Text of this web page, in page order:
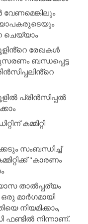
വേണമെങ്കിലും
രേഖകൾ
ബന്ധപ്പെട്ട
പ്രിൻസിപ്പൽ
കമ്മിറ്റി
സംബന്ധിച്ച്
"കാരണം
താൽപ്പര്യം
മാർഗമായി
നിയമിക്കാം,
നിന്നാണ്.